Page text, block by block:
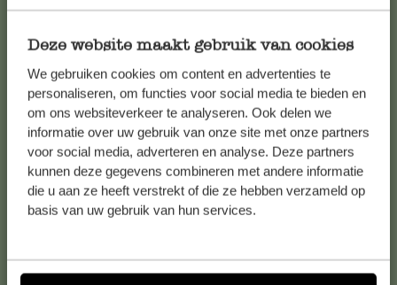
Deze website maakt gebruik van cookies
We gebruiken cookies om content en advertenties te
personaliseren, om functies voor social media te bieden en
om ons websiteverkeer te analyseren. Ook delen we
informatie over uw gebruik van onze site met onze partners
voor social media, adverteren en analyse. Deze partners
kunnen deze gegevens combineren met andere informatie
die u aan ze heeft verstrekt of die ze hebben verzameld op
basis van uw gebruik van hun services.
Kundenservice/Hilfe
Falls Sie Fragen haben oder Tipps und Hilfe brauchen, wenden
Sie sich bitte an unseren Kundenservice. Oder lesen Sie hier
die Antworten aufhäufig gestellte Fragen.
Online-Kundenservice